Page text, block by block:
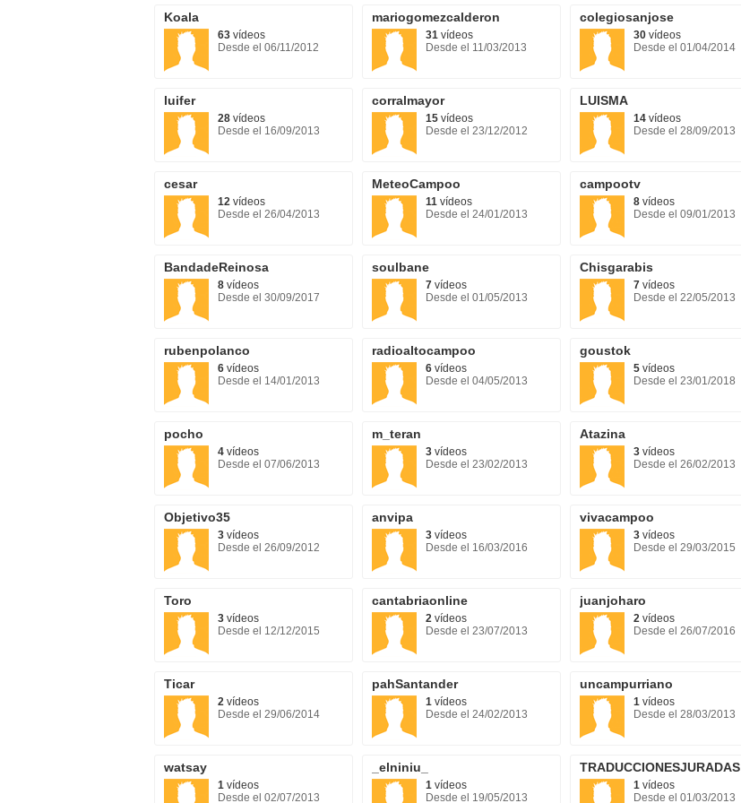
Koala
63 vídeos
Desde el 06/11/2012
mariogomezcalderon
31 vídeos
Desde el 11/03/2013
colegiosanjose
30 vídeos
Desde el 01/04/2014
luifer
28 vídeos
Desde el 16/09/2013
corralmayor
15 vídeos
Desde el 23/12/2012
LUISMA
14 vídeos
Desde el 28/09/2013
cesar
12 vídeos
Desde el 26/04/2013
MeteoCampoo
11 vídeos
Desde el 24/01/2013
campootv
8 vídeos
Desde el 09/01/2013
BandadeReinosa
8 vídeos
Desde el 30/09/2017
soulbane
7 vídeos
Desde el 01/05/2013
Chisgarabis
7 vídeos
Desde el 22/05/2013
rubenpolanco
6 vídeos
Desde el 14/01/2013
radioaltocampoo
6 vídeos
Desde el 04/05/2013
goustok
5 vídeos
Desde el 23/01/2018
pocho
4 vídeos
Desde el 07/06/2013
m_teran
3 vídeos
Desde el 23/02/2013
Atazina
3 vídeos
Desde el 26/02/2013
Objetivo35
3 vídeos
Desde el 26/09/2012
anvipa
3 vídeos
Desde el 16/03/2016
vivacampoo
3 vídeos
Desde el 29/03/2015
Toro
3 vídeos
Desde el 12/12/2015
cantabriaonline
2 vídeos
Desde el 23/07/2013
juanjoharo
2 vídeos
Desde el 26/07/2016
Ticar
2 vídeos
Desde el 29/06/2014
pahSantander
1 vídeos
Desde el 24/02/2013
uncampurriano
1 vídeos
Desde el 28/03/2013
watsay
1 vídeos
Desde el 02/07/2013
_elniniu_
1 vídeos
Desde el 19/05/2013
TRADUCCIONESJURADAS
1 vídeos
Desde el 01/03/2013